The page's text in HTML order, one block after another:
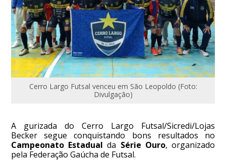
Cerro Largo Futsal venceu em São Leopoldo (Foto:
Divulgação)
A gurizada do Cerro Largo Futsal/Sicredi/Lojas
Becker segue conquistando bons resultados no
Campeonato Estadualda Série Ouro, organizado
pela Federação Gaúcha de Futsal.